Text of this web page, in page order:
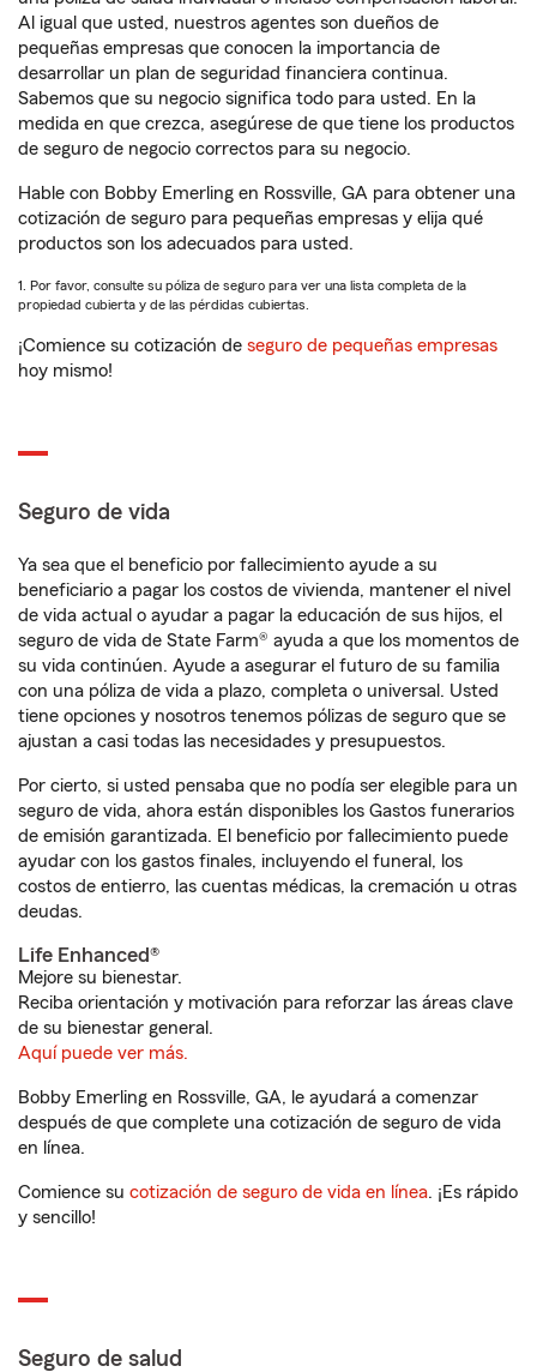
Al igual que usted, nuestros agentes son dueños de
pequeñas empresas que conocen la importancia de
desarrollar un plan de seguridad financiera continua.
Sabemos que su negocio significa todo para usted. En la
medida en que crezca, asegúrese de que tiene los productos
de seguro de negocio correctos para su negocio.
Hable con Bobby Emerling en Rossville, GA para obtener una
cotización de seguro para pequeñas empresas y elija qué
productos son los adecuados para usted.
1. Por favor, consulte su póliza de seguro para ver una lista completa de la
propiedad cubierta y de las pérdidas cubiertas.
¡Comience su cotización de seguro de pequeñas empresas
hoy mismo!
Seguro de vida
Ya sea que el beneficio por fallecimiento ayude a su
beneficiario a pagar los costos de vivienda, mantener el nivel
de vida actual o ayudar a pagar la educación de sus hijos, el
seguro de vida de State Farm® ayuda a que los momentos de
su vida continúen. Ayude a asegurar el futuro de su familia
con una póliza de vida a plazo, completa o universal. Usted
tiene opciones y nosotros tenemos pólizas de seguro que se
ajustan a casi todas las necesidades y presupuestos.
Por cierto, si usted pensaba que no podía ser elegible para un
seguro de vida, ahora están disponibles los Gastos funerarios
de emisión garantizada. El beneficio por fallecimiento puede
ayudar con los gastos finales, incluyendo el funeral, los
costos de entierro, las cuentas médicas, la cremación u otras
deudas.
Life Enhanced®
Mejore su bienestar.
Reciba orientación y motivación para reforzar las áreas clave
de su bienestar general.
Aquí puede ver más.
Bobby Emerling en Rossville, GA, le ayudará a comenzar
después de que complete una cotización de seguro de vida
en línea.
Comience su cotización de seguro de vida en línea. ¡Es rápido
y sencillo!
Seguro de salud